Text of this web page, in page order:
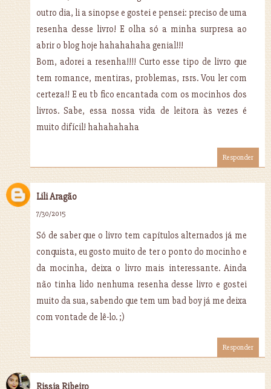
outro dia, li a sinopse e gostei e pensei: preciso de uma
resenha desse livro! E olha só a minha surpresa ao
abrir o blog hoje hahahahaha genial!!!
Bom, adorei a resenha!!!! Curto esse tipo de livro que
tem romance, mentiras, problemas, rsrs. Vou ler com
certeza!! E eu tb fico encantada com os mocinhos dos
livros. Sabe, essa nossa vida de leitora às vezes é
muito difícil! hahahahaha
Responder
Lili Aragão
7/30/2015
Só de saber que o livro tem capítulos alternados já me
conquista, eu gosto muito de ter o ponto do mocinho e
da mocinha, deixa o livro mais interessante. Ainda
não tinha lido nenhuma resenha desse livro e gostei
muito da sua, sabendo que tem um bad boy já me deixa
com vontade de lê-lo. ;)
Responder
Rissia Ribeiro